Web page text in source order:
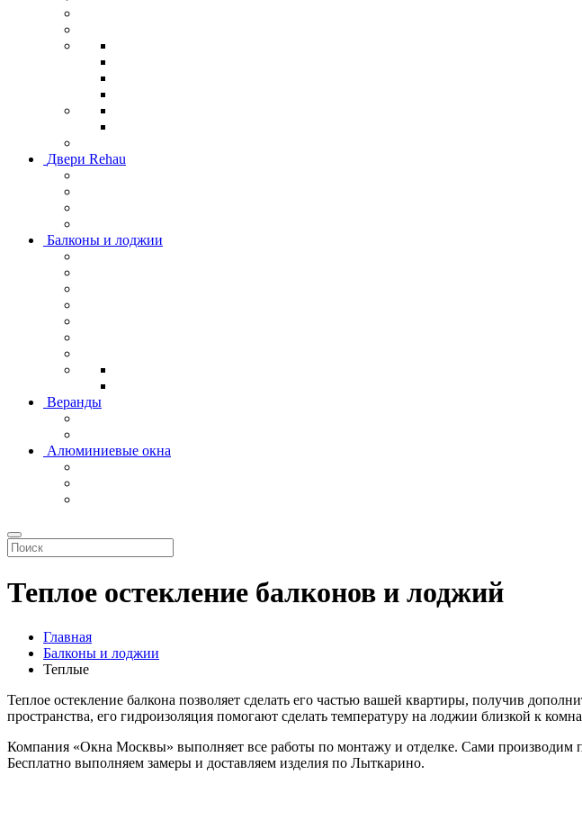
Двери Rehau
Балконы и лоджии
Веранды
Алюминиевые окна
Теплое остекление балконов и лоджий
Главная
Балконы и лоджии
Теплые
Теплое остекление балкона позволяет сделать его частью вашей квартиры, получив
пространства, его гидроизоляция помогают сделать температуру на лоджии близкой к
Компания «Окна Москвы» выполняет все работы по монтажу и отделке. Сами производим
Бесплатно выполняем замеры и доставляем изделия по Лыткарино.